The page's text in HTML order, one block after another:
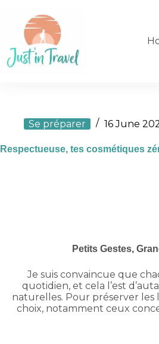
Se préparer 16 June
Respectueuse, tes cosmétiques
Petits Gestes,
Je suis convaincue que
quotidien, et cela l’est
naturelles. Pour préserver les
choix, notamment ceux